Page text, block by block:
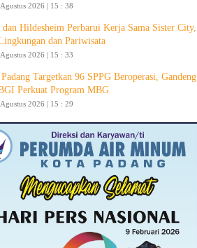
2026 | 15 : 38
dan Hildesheim Perbarui Kerja Sama Sister City,
dan Pariwisata
2026 | 15 : 33
Targetkan 96 SPPG Beroperasi, Gandeng
Perkuat Program MBG
2026 | 15 : 29